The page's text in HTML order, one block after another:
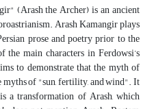
(Arash the Archer) is an ancient
Arash Kamangir plays
prose and poetry prior to the
the main characters in Ferdowsi’s
to demonstrate that the myth of
myths of "sun, fertility, and wind". It
a transformation of Arash, which